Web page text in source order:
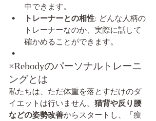
中できます。
トレーナーとの相性: どんな人柄の
トレーナーなのか、実際に話して
確かめることができます。
×Rebodyのパーソナルトレーニ
ングとは
私たちは、ただ体重を落とすだけのダ
イエットは行いません。 猫背や反り腰
などの姿勢改善からスタートし、「痩